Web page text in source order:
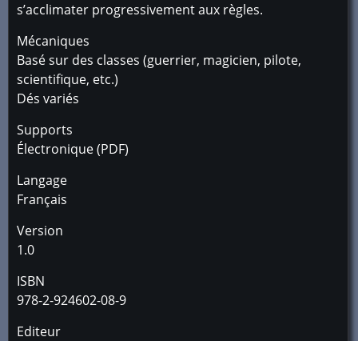
s’acclimater progressivement aux règles.
Mécaniques
Basé sur des classes (guerrier, magicien, pilote,
scientifique, etc.)
Dés variés
Supports
Électronique (PDF)
Langage
Français
Version
1.0
ISBN
978-2-924602-08-9
Editeur